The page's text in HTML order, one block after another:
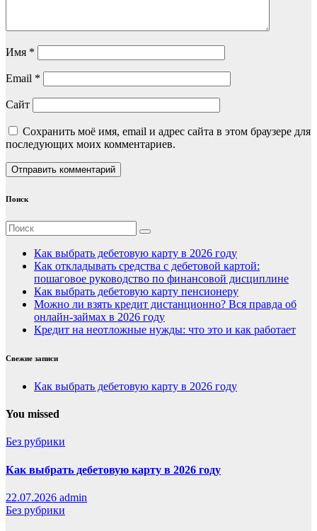
Имя *
Email *
Сайт
Сохранить моё имя, email и адрес сайта в этом браузере для
последующих моих комментариев.
Поиск
Как выбрать дебетовую карту в 2026 году
Как откладывать средства с дебетовой картой:
пошаговое руководство по финансовой дисциплине
Как выбрать дебетовую карту пенсионеру
Можно ли взять кредит дистанционно? Вся правда об
онлайн-займах в 2026 году
Кредит на неотложные нужды: что это и как работает
Свежие записи
Как выбрать дебетовую карту в 2026 году
You missed
Без рубрики
Как выбрать дебетовую карту в 2026 году
22.07.2026 admin
Без рубрики